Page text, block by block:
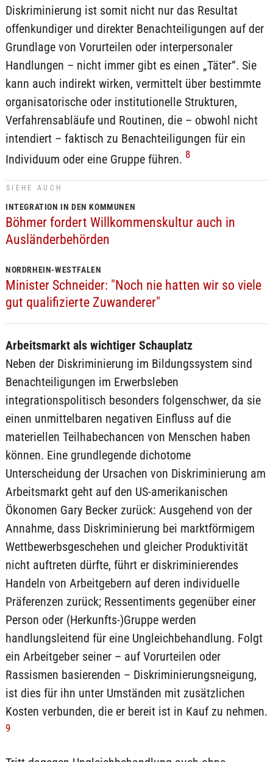
Diskriminierung ist somit nicht nur das Resultat
offenkundiger und direkter Benachteiligungen auf der
Grundlage von Vorurteilen oder interpersonaler
Handlungen – nicht immer gibt es einen „Täter“. Sie
kann auch indirekt wirken, vermittelt über bestimmte
organisatorische oder institutionelle Strukturen,
Verfahrensabläufe und Routinen, die – obwohl nicht
intendiert – faktisch zu Benachteiligungen für ein
Individuum oder eine Gruppe führen. 8
SIEHE AUCH
INTEGRATION IN DEN KOMMUNEN
Böhmer fordert Willkommenskultur auch in
Ausländerbehörden
NORDRHEIN-WESTFALEN
Minister Schneider: "Noch nie hatten wir so viele
gut qualifizierte Zuwanderer"
Arbeitsmarkt als wichtiger Schauplatz
Neben der Diskriminierung im Bildungssystem sind
Benachteiligungen im Erwerbsleben
integrationspolitisch besonders folgenschwer, da sie
einen unmittelbaren negativen Einfluss auf die
materiellen Teilhabechancen von Menschen haben
können. Eine grundlegende dichotome
Unterscheidung der Ursachen von Diskriminierung am
Arbeitsmarkt geht auf den US-amerikanischen
Ökonomen Gary Becker zurück: Ausgehend von der
Annahme, dass Diskriminierung bei marktförmigem
Wettbewerbsgeschehen und gleicher Produktivität
nicht auftreten dürfte, führt er diskriminierendes
Handeln von Arbeitgebern auf deren individuelle
Präferenzen zurück; Ressentiments gegenüber einer
Person oder (Herkunfts-)Gruppe werden
handlungsleitend für eine Ungleichbehandlung. Folgt
ein Arbeitgeber seiner – auf Vorurteilen oder
Rassismen basierenden – Diskriminierungsneigung,
ist dies für ihn unter Umständen mit zusätzlichen
Kosten verbunden, die er bereit ist in Kauf zu nehmen.
9